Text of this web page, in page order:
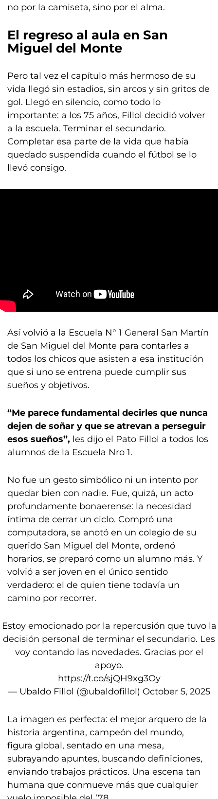
no por la camiseta, sino por el alma.
El regreso al aula en San
Miguel del Monte
Pero tal vez el capítulo más hermoso de su
vida llegó sin estadios, sin arcos y sin gritos de
gol. Llegó en silencio, como todo lo
importante: a los 75 años, Fillol decidió volver
a la escuela. Terminar el secundario.
Completar esa parte de la vida que había
quedado suspendida cuando el fútbol se lo
llevó consigo.
Así volvió a la Escuela N° 1 General San Martín
de San Miguel del Monte para contarles a
todos los chicos que asisten a esa institución
que si uno se entrena puede cumplir sus
sueños y objetivos.
“Me parece fundamental decirles que nunca
dejen de soñar y que se atrevan a perseguir
esos sueños”, les dijo el Pato Fillol a todos los
alumnos de la Escuela Nro 1.
No fue un gesto simbólico ni un intento por
quedar bien con nadie. Fue, quizá, un acto
profundamente bonaerense: la necesidad
íntima de cerrar un ciclo. Compró una
computadora, se anotó en un colegio de su
querido San Miguel del Monte, ordenó
horarios, se preparó como un alumno más. Y
volvió a ser joven en el único sentido
verdadero: el de quien tiene todavía un
camino por recorrer.
Estoy emocionado por la repercusión que tuvo la
decisión personal de terminar el secundario. Les
voy contando las novedades. Gracias por el
apoyo.
https://t.co/sjQH9xg3Oy
— Ubaldo Fillol (@ubaldofillol) October 5, 2025
La imagen es perfecta: el mejor arquero de la
historia argentina, campeón del mundo,
figura global, sentado en una mesa,
subrayando apuntes, buscando definiciones,
enviando trabajos prácticos. Una escena tan
humana que conmueve más que cualquier